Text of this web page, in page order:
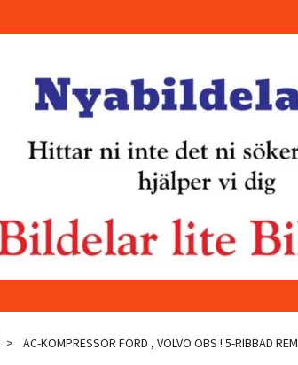
AC-KOMPRESSOR FORD , VOLVO OBS ! 5-RIBBAD REM